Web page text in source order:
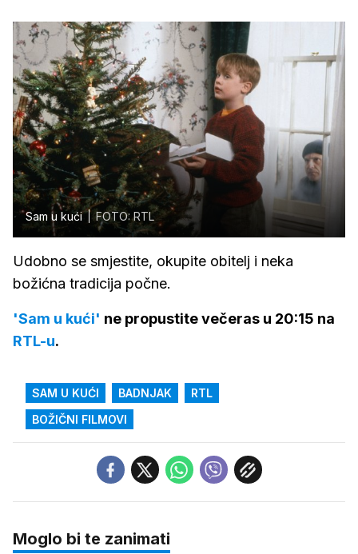
Sam u kući FOTO: RTL
Udobno se smjestite, okupite obitelj i neka
božićna tradicija počne.
'Sam u kući' ne propustite večeras u 20:15 na
RTL-u.
SAM U KUĆI BADNJAK
RTL
BOŽIČNI FILMOVI
Moglo bi te zanimati